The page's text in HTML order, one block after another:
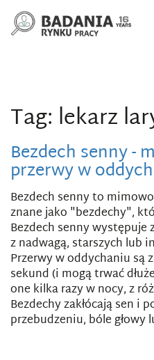
Tag: lekarz
Bezdech senny -
przerwy w
Bezdech senny to
znane jako "bezdechy",
Bezdech senny występuje
z nadwagą, starszych lub
Przerwy w oddychaniu są
sekund (i mogą trwać
one kilka razy w nocy, z
Bezdechy zakłócają sen i
przebudzeniu, bóle głowy